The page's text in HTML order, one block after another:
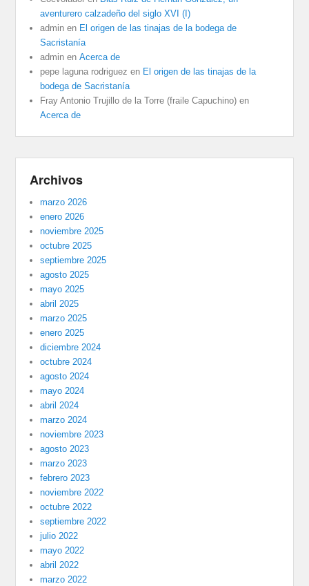
aventurero calzadeño del siglo XVI (I)
admin en El origen de las tinajas de la bodega de
Sacristanía
admin enAcerca de
pepe laguna rodriguez en El origen de las tinajas de la
bodega de Sacristanía
Fray Antonio Trujillo de la Torre (fraile Capuchino) en
Acerca de
Archivos
marzo 2026
enero 2026
noviembre 2025
octubre 2025
septiembre 2025
agosto 2025
mayo 2025
abril 2025
marzo 2025
enero 2025
diciembre 2024
octubre 2024
agosto 2024
mayo 2024
abril 2024
marzo 2024
noviembre 2023
agosto 2023
marzo 2023
febrero 2023
noviembre 2022
octubre 2022
septiembre 2022
julio 2022
mayo 2022
abril 2022
marzo 2022